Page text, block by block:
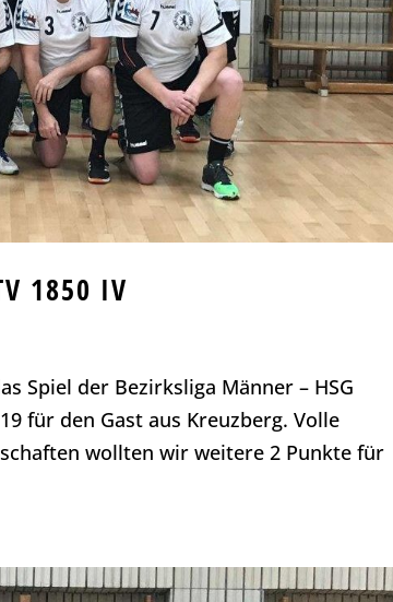
1850 IV
Spiel der Bezirksliga Männer – HSG
für den Gast aus Kreuzberg. Volle
wollten wir weitere 2 Punkte für